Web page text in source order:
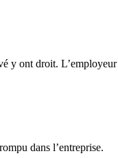
y ont droit.
dans l’entreprise.